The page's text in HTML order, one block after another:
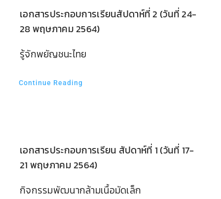
เอกสารประกอบการเรียนสัปดาห์ที่ 2 (วันที่ 24-
28 พฤษภาคม 2564)
รู้จักพยัญชนะไทย
Continue Reading
เอกสารประกอบการเรียน สัปดาห์ที่ 1 (วันที่ 17-
21 พฤษภาคม 2564)
กิจกรรมพัฒนากล้ามเนื้อมัดเล็ก